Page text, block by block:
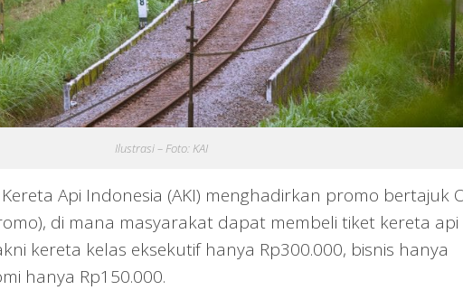
Ilustrasi – Foto: KAI
Api Indonesia (AKI) menghadirkan promo bertajuk
di mana masyarakat dapat membeli tiket kereta api
kereta kelas eksekutif hanya Rp300.000, bisnis hanya
hanya Rp150.000.